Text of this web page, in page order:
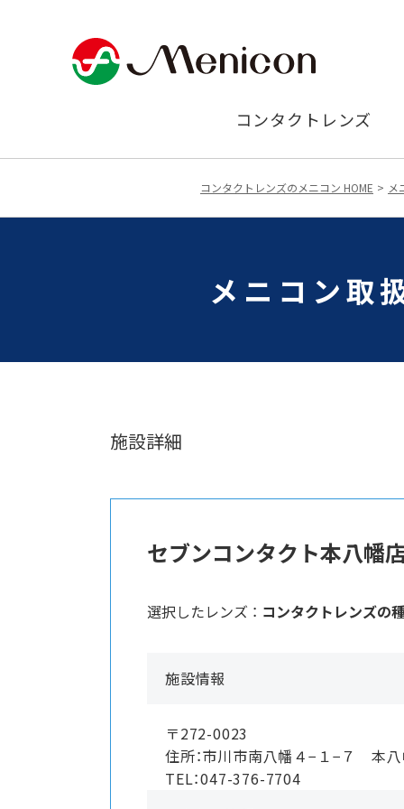
コンタクトレンズ
コンタクトレンズのメニコン HOME メ
メニコン取
施設詳細
セブンコンタクト本八幡
選択したレンズ ： コンタクトレンズの
施設情報
〒272-0023
住所：市川市南八幡４−１−７ 本
TEL：047-376-7704